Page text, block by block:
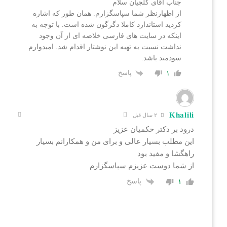
جناب آقای گلچیان سلام
از اظهارنظر شما سپاسگزارم. همان طور که اشاره
کردید استاندارد کاملا دگرگون شده است. با توجه به
اینکه در سایت های فارسی خلاصه ای از آن وجود
نداشت نسبت به تهیه این نوشتار اقدام شد. امیدوارم
سودمند باشد.
۱
پاسخ
Khalili
درود بر دکتر حکمیان عزیز
این مطلب بسیار عالی و برای من و همکارانم بسیار
راهگشا و مفید بود
از شما دوست عزیزم سپاسگزارم
۱ پاسخ